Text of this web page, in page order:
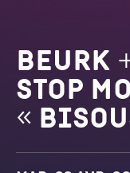
Beurk
stop
«